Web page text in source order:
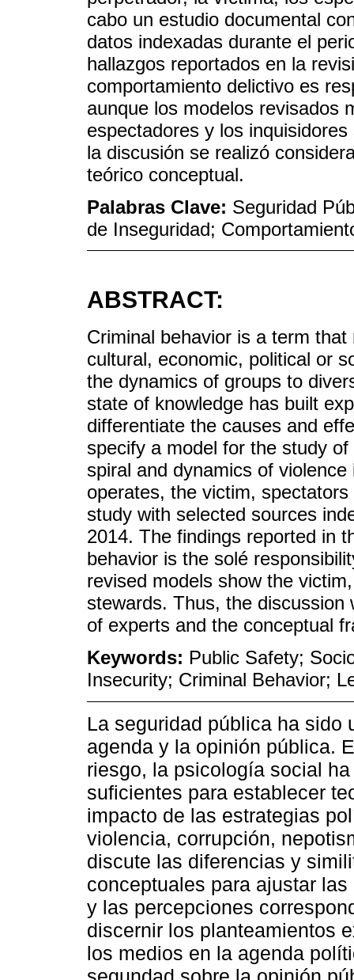
cabo un estudio documental
datos indexadas durante el
hallazgos reportados en la
comportamiento delictivo es
aunque los modelos revisados
espectadores y los
la discusión se realizó
teórico conceptual.
Palabras Clave: Seguridad
de Inseguridad;
ABSTRACT:
Criminal behavior is a term
cultural, economic, political or
the dynamics of groups to
state of knowledge has built
differentiate the causes and
specify a model for the study
spiral and dynamics of
operates, the victim,
study with selected sources
2014. The findings reported in
behavior is the solé
revised models show the
stewards. Thus, the
of experts and the conceptual
Keywords: Public Safety;
Insecurity; Criminal Behavior;
La seguridad pública ha
agenda y la opinión pública.
riesgo, la psicología social
suficientes para establecer
impacto de las estrategias
violencia, corrupción,
discute las diferencias y
conceptuales para ajustar
y las percepciones
discernir los planteamientos
los medios en la agenda